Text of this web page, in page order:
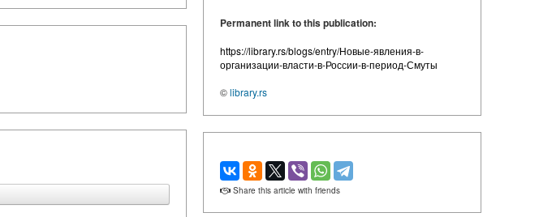
Permanent link to this publication:
https://library.rs/blogs/entry/Новые-явления-в-
организации-власти-в-России-в-период-Смуты
©library.rs
Share this article with friends